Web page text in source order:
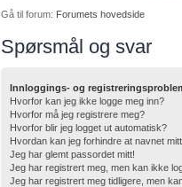
Gå til forum: Forumets hovedside
Spørsmål og svar
Innloggings- og
Hvorfor kan jeg ikke logge meg inn?
Hvorfor må jeg registrere meg?
Hvorfor blir jeg logget ut automatisk?
Hvordan kan jeg forhindre at navnet
Jeg har glemt passordet mitt!
Jeg har registrert meg, men kan ikke
Jeg har registrert meg tidligere, men